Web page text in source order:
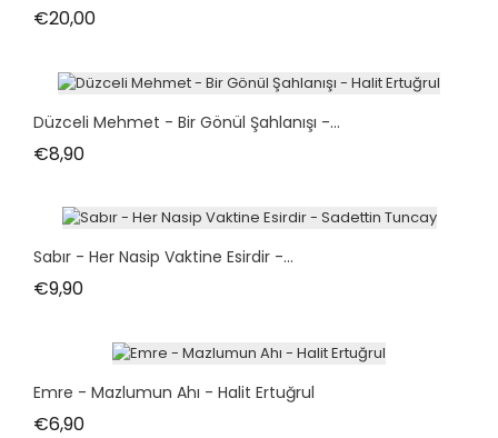
€20,00Fiyat
Düzceli Mehmet - Bir Gönül Şahlanışı -...
€8,90Fiyat
Sabır - Her Nasip Vaktine Esirdir -...
€9,90Fiyat
Emre - Mazlumun Ahı - Halit Ertuğrul
€6,90Fiyat